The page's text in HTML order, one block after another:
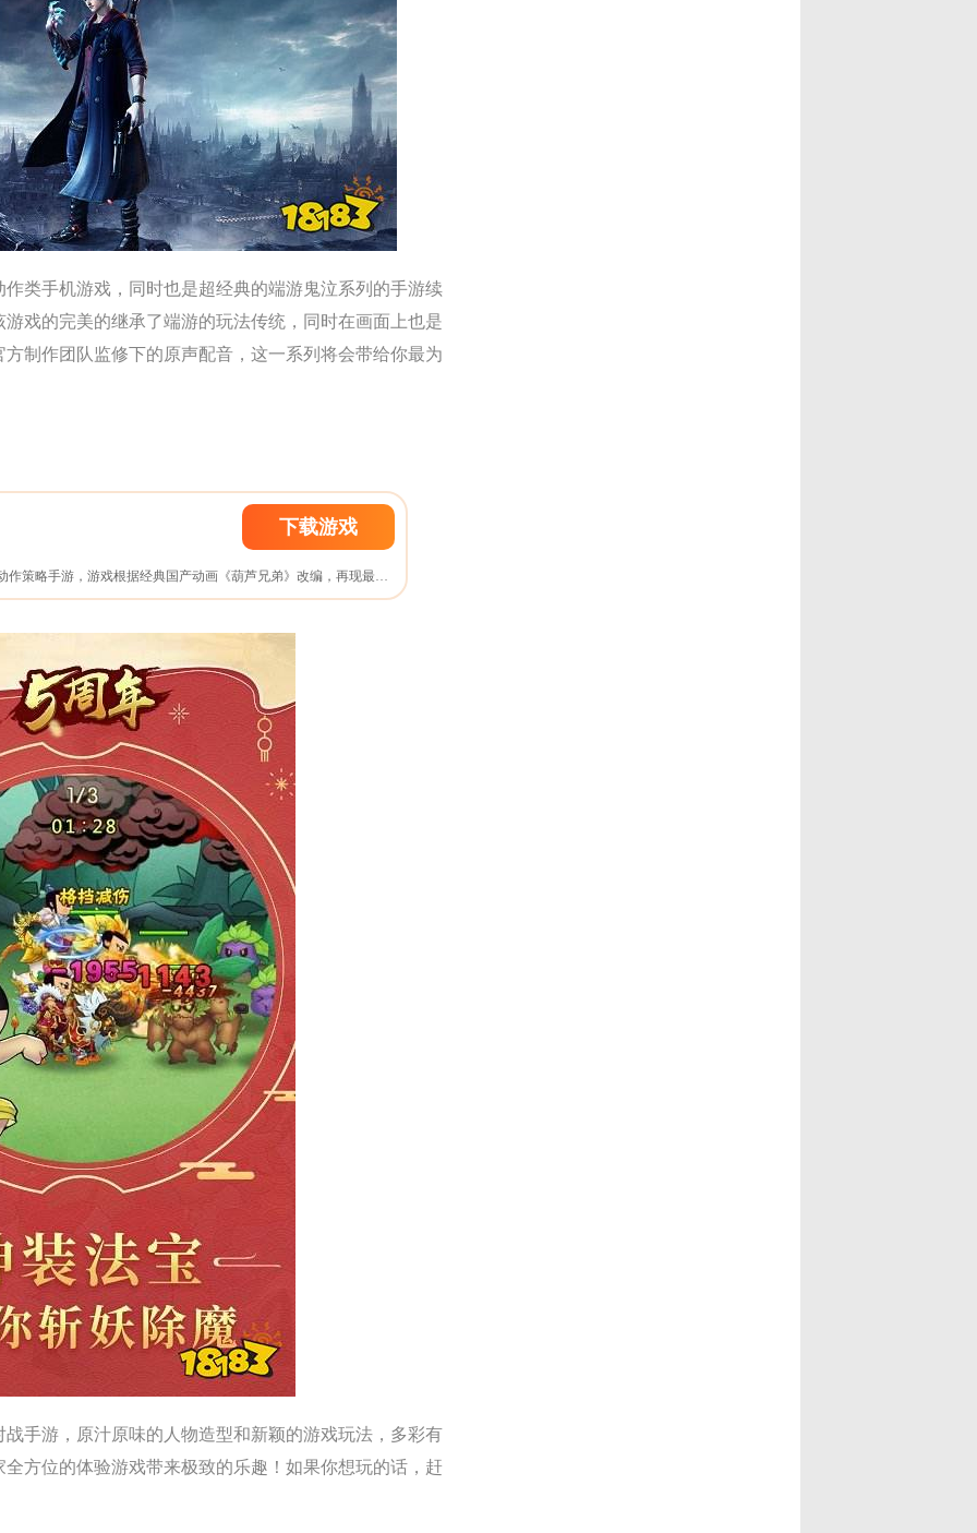
类手机游戏，同时也是超经典的端游鬼泣系列的手游续
戏的完美的继承了端游的玩法传统，同时在画面上也是
制作团队监修下的原声配音，这一系列将会带给你最为
下载游戏
《葫芦娃》是一款横版动作策略手游，游戏根据经典国产动画《葫芦兄弟》改编，再现最真实的童年记忆。游戏挥别传统AI组队，策略搭配默契组合，与游戏好友实时互动，带领葫芦七兄弟勇闯妖巢维护正义，百余关卡等你来战。原汁原味的角色造型，精度还原的故事情节，都将唤醒你内心深处的童年梦
手游，原汁原味的人物造型和新颖的游戏玩法，多彩有
方位的体验游戏带来极致的乐趣！如果你想玩的话，赶